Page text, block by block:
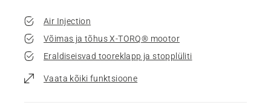
Air Injection
Võimas ja tõhus X-TORQ® mootor
Eraldiseisvad tooreklapp ja stopplüliti
Vaata kõiki funktsioone